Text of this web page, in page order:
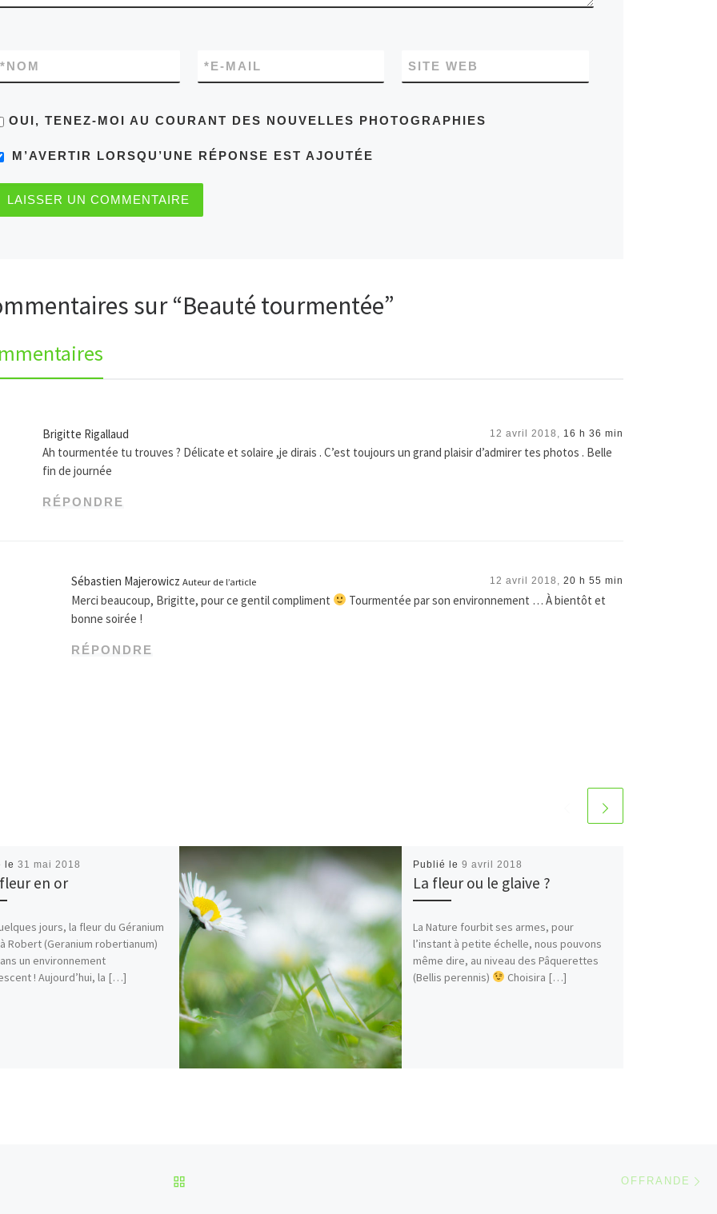
NOM
* E-MAIL
* SITE WEB
OUI, TENEZ-MOI AU COURANT DES NOUVELLES PHOTOGRAPHIES
M’AVERTIR LORSQU’UNE RÉPONSE EST AJOUTÉE
sur “Beauté tourmentée”
Brigitte Rigallaud 12 avril 2018, 16 h 36 min
Ah tourmentée tu trouves ? Délicate et solaire ,je dirais . C’est toujours un grand plaisir d’admirer tes photos . Belle
fin de journée
RÉPONDRE
Sébastien Majerowicz Auteur de l’article 12 avril 2018, 20 h 55 min
Merci beaucoup, Brigitte, pour ce gentil compliment
Tourmentée par son environnement … À bientôt et
bonne soirée !
RÉPONDRE
le 31 mai 2018
en or
jours, la fleur du Géranium
Robert (Geranium robertianum)
un environnement
! Aujourd’hui, la […]
Publié le 9 avril 2018
La fleur ou le glaive ?
La Nature fourbit ses armes, pour
l’instant à petite échelle, nous pouvons
même dire, au niveau des Pâquerettes
(Bellis perennis)
Choisira […]
OFFRANDE